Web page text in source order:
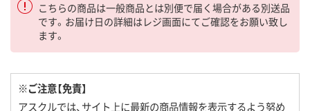
こちらの商品は一般商品とは別便で届く場合がある別送品
です。お届け日の詳細はレジ画面にてご確認をお願い致し
ます。
※ご注意【免責】
アスクルでは、サイト上に最新の商品情報を表示するよう努め